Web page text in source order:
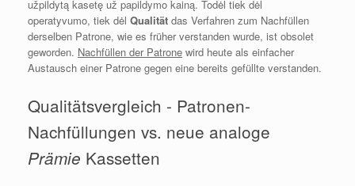
užpildytą kasetę už papildymo kainą. Todėl tiek dėl
operatyvumo, tiek dėl Qualität das Verfahren zum Nachfüllen
derselben Patrone, wie es früher verstanden wurde, ist obsolet
geworden. Nachfüllen der Patrone wird heute als einfacher
Austausch einer Patrone gegen eine bereits gefüllte verstanden.
Qualitätsvergleich - Patronen-
Nachfüllungen vs. neue analoge
Prämie Kassetten